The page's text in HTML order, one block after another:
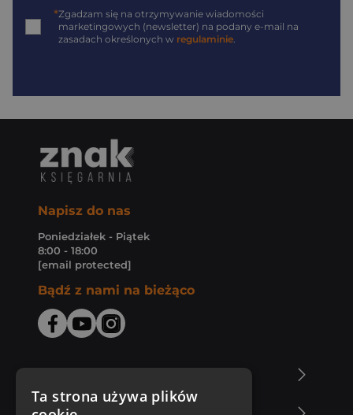
*Zgadzam się na otrzymywanie wiadomości
marketingowych (newsletter) na podany e-mail na
zasadach określonych w regulaminie.
Napisz do nas
Poniedziałek - Piątek
8:00 - 18:00
[email protected]
Bądź z nami na bieżąco
Ta strona używa plików